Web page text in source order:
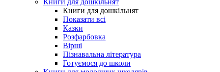
Книги для дошкільнят
Книги для дошкільнят
Показати всі
Казки
Розфарбовка
Вірші
Пізнавальна література
Готуємося до школи